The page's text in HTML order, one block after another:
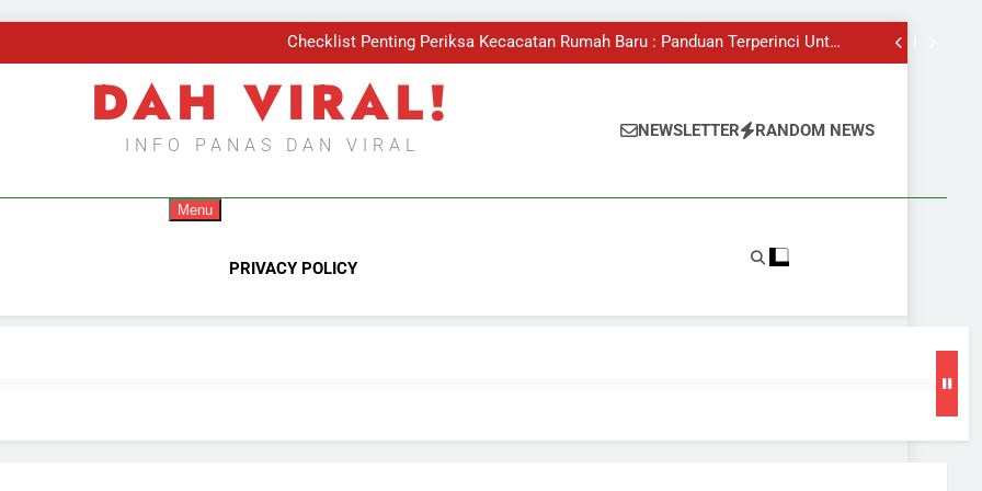
Kenali Pokok Tecoma Di Sebalik Sakura Malaysia
Checklist Penting Periksa Kecacatan Rumah Baru : Panduan Terperinci Untuk
Pemilik Rumah
Batu Bata Merah atau Bata Putih, Mana Lebih Baik?
Checklist Penting Periksa Kecacatan Rumah Baru : Panduan Terperinci Untuk
Pemilik Rumah
Batu Bata Merah atau Bata Putih, Mana Lebih Baik?
DAH VIRAL!
INFO PANAS DAN VIRAL
NEWSLETTER RANDOM NEWS
Menu
PRIVACY POLICY